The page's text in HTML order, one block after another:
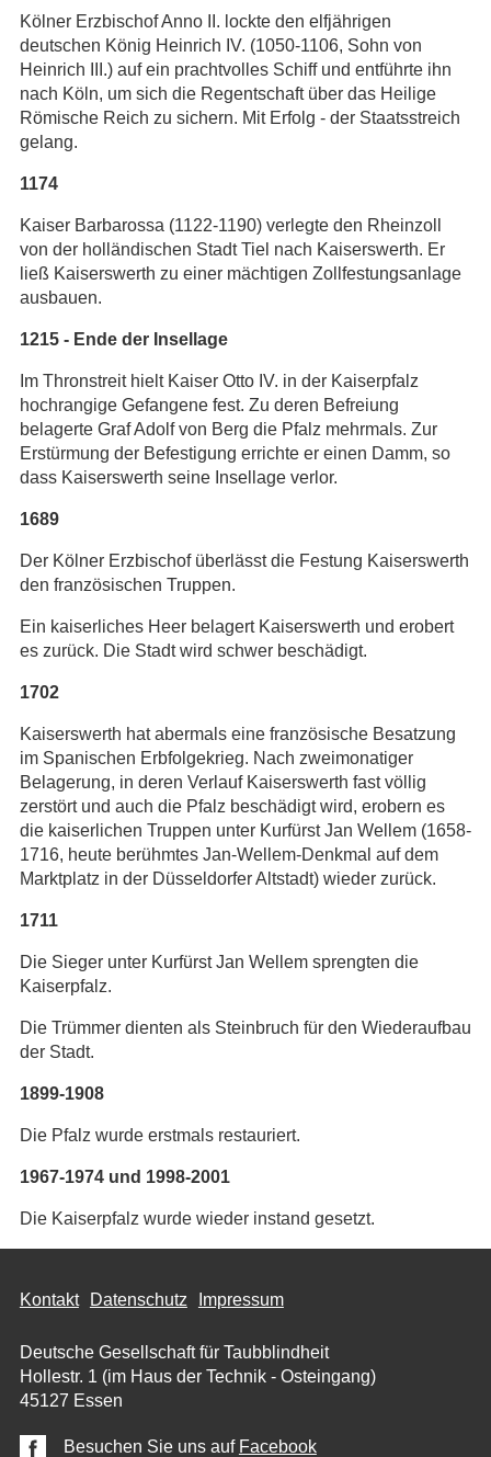
Kölner Erzbischof Anno II. lockte den elfjährigen
deutschen König Heinrich IV. (1050-1106, Sohn von
Heinrich III.) auf ein prachtvolles Schiff und entführte ihn
nach Köln, um sich die Regentschaft über das Heilige
Römische Reich zu sichern. Mit Erfolg - der Staatsstreich
gelang.
1174
Kaiser Barbarossa (1122-1190) verlegte den Rheinzoll
von der holländischen Stadt Tiel nach Kaiserswerth. Er
ließ Kaiserswerth zu einer mächtigen Zollfestungsanlage
ausbauen.
1215 - Ende der Insellage
Im Thronstreit hielt Kaiser Otto IV. in der Kaiserpfalz
hochrangige Gefangene fest. Zu deren Befreiung
belagerte Graf Adolf von Berg die Pfalz mehrmals. Zur
Erstürmung der Befestigung errichte er einen Damm, so
dass Kaiserswerth seine Insellage verlor.
1689
Der Kölner Erzbischof überlässt die Festung Kaiserswerth
den französischen Truppen.
Ein kaiserliches Heer belagert Kaiserswerth und erobert
es zurück. Die Stadt wird schwer beschädigt.
1702
Kaiserswerth hat abermals eine französische Besatzung
im Spanischen Erbfolgekrieg. Nach zweimonatiger
Belagerung, in deren Verlauf Kaiserswerth fast völlig
zerstört und auch die Pfalz beschädigt wird, erobern es
die kaiserlichen Truppen unter Kurfürst Jan Wellem (1658-
1716, heute berühmtes Jan-Wellem-Denkmal auf dem
Marktplatz in der Düsseldorfer Altstadt) wieder zurück.
1711
Die Sieger unter Kurfürst Jan Wellem sprengten die
Kaiserpfalz.
Die Trümmer dienten als Steinbruch für den Wiederaufbau
der Stadt.
1899-1908
Die Pfalz wurde erstmals restauriert.
1967-1974 und 1998-2001
Die Kaiserpfalz wurde wieder instand gesetzt.
Kontakt Datenschutz Impressum
Deutsche Gesellschaft für Taubblindheit
Hollestr. 1 (im Haus der Technik - Osteingang)
45127 Essen
Besuchen Sie uns auf Facebook